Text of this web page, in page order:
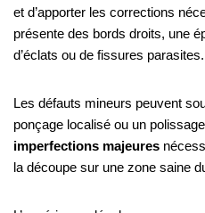
et d’apporter les corrections
présente des bords droits, une
d’éclats ou de fissures parasites.
Les défauts mineurs peuvent
ponçage localisé ou un
imperfections majeures
la découpe sur une zone saine